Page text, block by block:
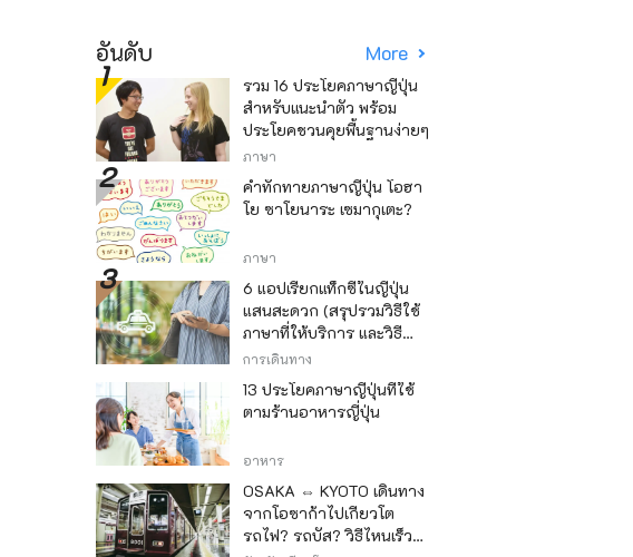
อันดับ More
รวม 16 ประโยคภาษาญี่ปุ่น
สำหรับแนะนำตัว พร้อม
ประโยคชวนคุยพื้นฐานง่ายๆ
ภาษา
คำทักทายภาษาญี่ปุ่น โอฮา
โย ซาโยนาระ เซมากุเตะ?
ภาษา
6 แอปเรียกแท็กซี่ในญี่ปุ่น
แสนสะดวก (สรุปรวมวิธีใช้
ภาษาที่ให้บริการ และวิธี
ชำระเงิน)
การเดินทาง
13 ประโยคภาษาญี่ปุ่นที่ใช้
ตามร้านอาหารญี่ปุ่น
อาหาร
OSAKA ⇔ KYOTO เดินทาง
จากโอซาก้าไปเกียวโต
รถไฟ? รถบัส? วิธีไหนเร็ว